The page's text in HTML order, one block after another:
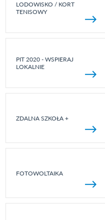
LODOWISKO / KORT
TENISOWY
PIT 2020 - WSPIERAJ
LOKALNIE
ZDALNA SZKOŁA +
FOTOWOLTAIKA